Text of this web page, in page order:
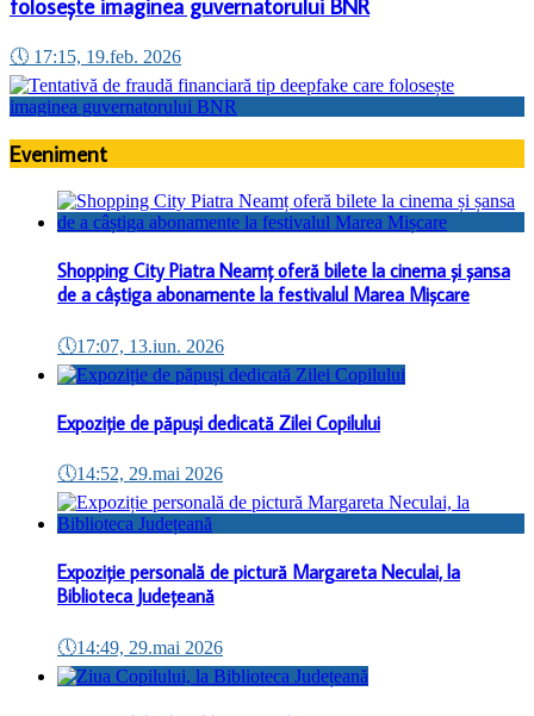
folosește imaginea guvernatorului BNR
🕔 17:15, 19.feb. 2026
Eveniment
Shopping City Piatra Neamț oferă bilete la cinema și șansa
de a câștiga abonamente la festivalul Marea Mișcare
🕔17:07, 13.iun. 2026
Expoziție de păpuși dedicată Zilei Copilului
🕔14:52, 29.mai 2026
Expoziție personală de pictură Margareta Neculai, la
Biblioteca Județeană
🕔14:49, 29.mai 2026